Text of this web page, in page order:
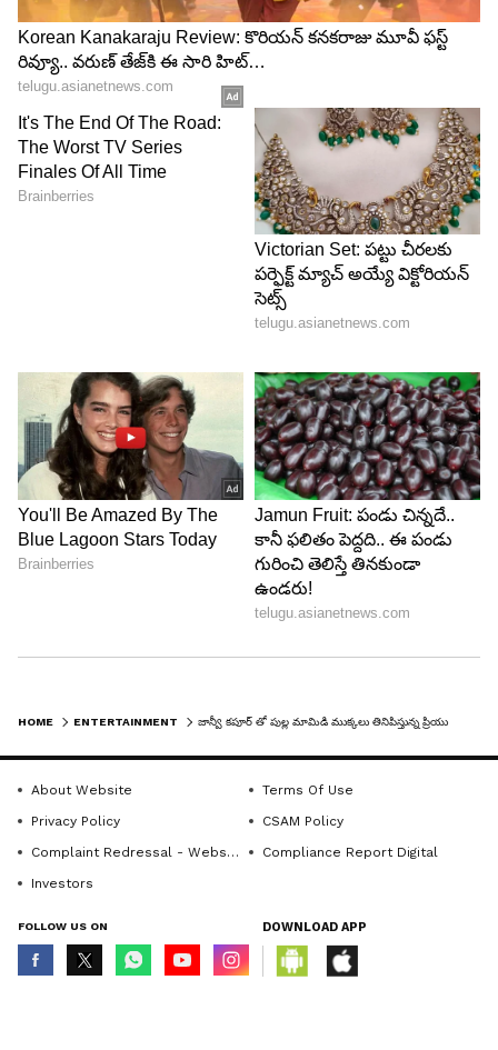
4
7
నెట్టింట వైరల్ అయ్యాయి. అయితే తాజాగా ఒర్రి తన
యూట్యూబ్ ఛానల్ లో ఓ వీడియో రిలీజ్ చేశారు. ఈ
వీడియోలో మొత్తం వీరి ప్రయాణాన్ని అంతా ఒక బ్లాగ్
వీడియోగా రూపొందించారు. చెన్నైలో మహేశ్వరీ ఇంటిలో
వీరి వీడియో బ్లాగ్ మొదలయింది. అక్కడ జాన్వీ.. అన్నం
మొత్తం నెయ్యి వేసుకొని తింటున్న విజువల్స్ కూడా
Janhvi Kapoor
ఆ తరువాత తిరుమల కొండని నడక దారిలో
ఎక్కారు.మోకాళ్ల పర్వతం నుంచి మోకాళ్ల మీద జాన్వీ కొండ
HOME ENTERTAINMENT
About Website
Terms Of Use
Privacy Policy
CSAM Policy
Complaint Redressal - Website
Compliance Report Digital
Investors
FOLLOW US ON DOWNLOAD APP